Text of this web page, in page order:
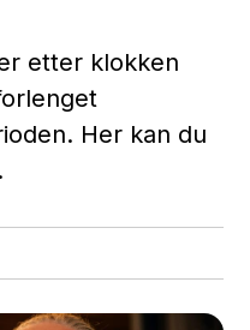
etter klokken
Her kan du